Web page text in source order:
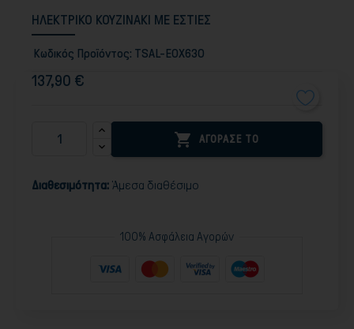
ΗΛΕΚΤΡΙΚΟ ΚΟΥΖΙΝΑΚΙ ΜΕ ΕΣΤΙΕΣ
Κωδικός Προϊόντος: TSAL-EOX630
137,90 €
 ΑΓΟΡΑΣΕ ΤΟ
Διαθεσιμότητα: Άμεσα διαθέσιμο
100% Ασφάλεια Αγορών